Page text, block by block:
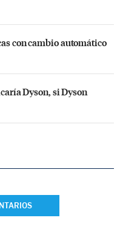
con cambio automático
Dyson, si Dyson